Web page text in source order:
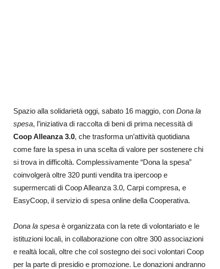
Spazio alla solidarietà oggi, sabato 16 maggio, con Dona la
spesa, l’iniziativa di raccolta di beni di prima necessità di
Coop Alleanza 3.0, che trasforma un’attività quotidiana
come fare la spesa in una scelta di valore per sostenere chi
si trova in difficoltà. Complessivamente “Dona la spesa”
coinvolgerà oltre 320 punti vendita tra ipercoop e
supermercati di Coop Alleanza 3.0, Carpi compresa, e
EasyCoop, il servizio di spesa online della Cooperativa.
Dona la spesa è organizzata con la rete di volontariato e le
istituzioni locali, in collaborazione con oltre 300 associazioni
e realtà locali, oltre che col sostegno dei soci volontari Coop
per la parte di presidio e promozione. Le donazioni andranno